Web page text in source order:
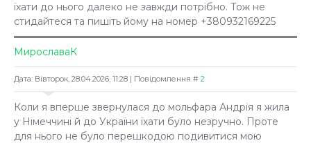
їхати до нього далеко не завжди потрібно. Тож не
стидайтеся та пишіть йому на номер +380932169225
МирославаК
Дата: Вівторок, 28.04.2026, 11:28 | Повідомлення # 2
Коли я вперше звернулася до мольфара Андрія я жила
у Німеччині й до України їхати було незручно. Проте
для нього не було перешкодою подивитися мою